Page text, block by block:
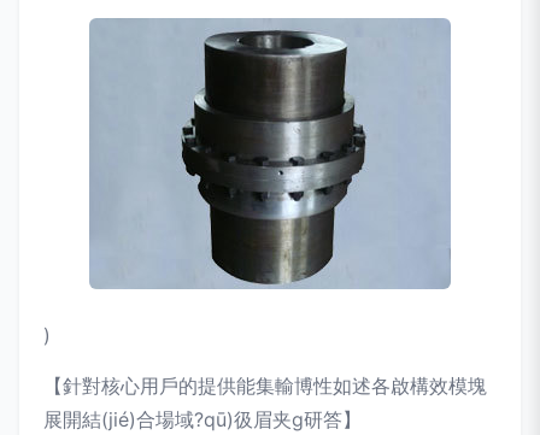
)
【針對核心用戶的提供能集輸博性如述各啟構效模塊
展開結(jié)合場域?qū)彶眉夹g研答】